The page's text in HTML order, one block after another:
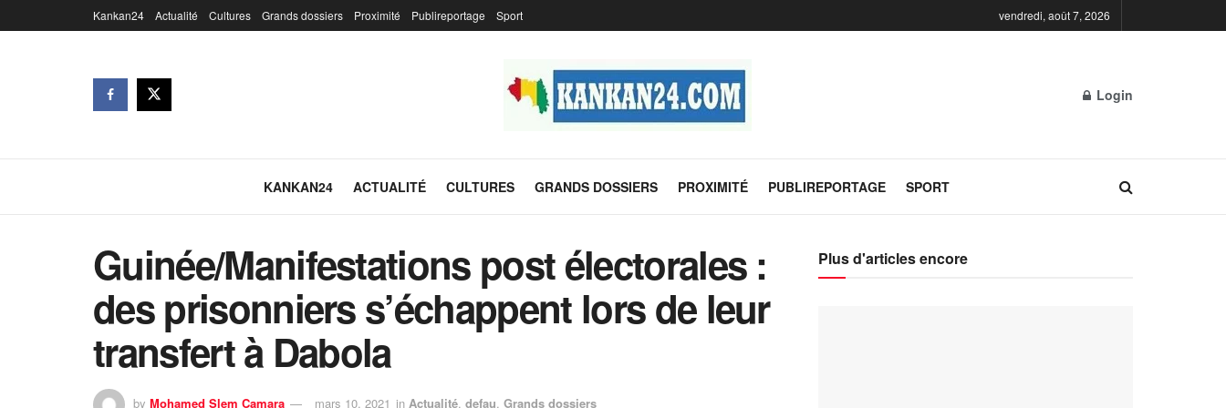
Kankan24 Actualité Cultures Grands dossiers Proximité Publireportage Sport vendredi, août 7, 2026
Login
KANKAN24 ACTUALITÉ CULTURES GRANDS DOSSIERS PROXIMITÉ PUBLIREPORTAGE SPORT
Guinée/Manifestations post électorales :
des prisonniers s’échappent lors de leur
transfert à Dabola
by Mohamed Slem Camara mars 10, 2021 in Actualité, defau, Grands dossiers
Plus d'articles encore